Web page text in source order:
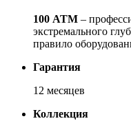
100 АТМ –
экстремального
правило
Гарантия
12 месяцев
Коллекция